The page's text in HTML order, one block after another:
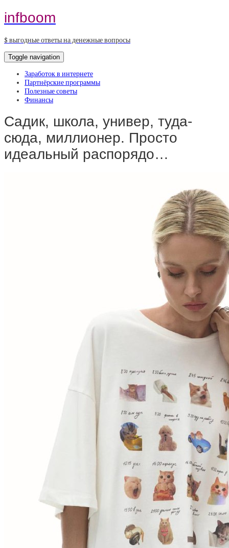
infboom
$ выгодные ответы на денежные вопросы
Toggle navigation
Заработок в интернете
Партнёрские программы
Полезные советы
Финансы
Садик, школа, универ, туда-
сюда, миллионер. Просто
идеальный распорядо…